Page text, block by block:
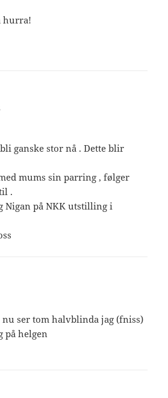
hurra!
ganske stor nå . Dette blir
mums sin parring , følger
.
Nigan på NKK utstilling i
nu ser tom halvblinda jag (fniss)
på helgen